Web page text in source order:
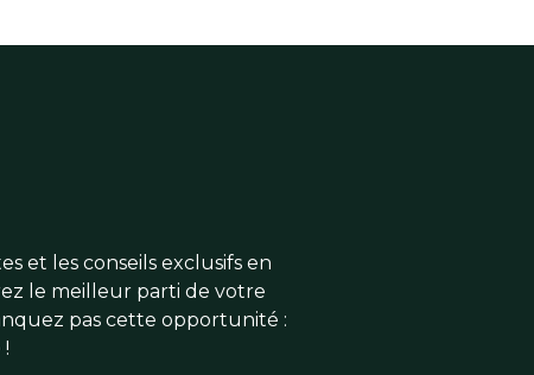
et les conseils exclusifs en
le meilleur parti de votre
pas cette opportunité :